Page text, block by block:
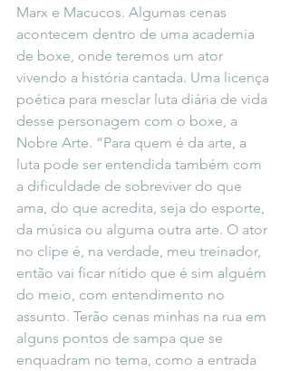
Marx e Macucos. Algumas cenas
acontecem dentro de uma academia
de boxe, onde teremos um ator
vivendo a história cantada. Uma licença
poética para mesclar luta diária de vida
desse personagem com o boxe, a
Nobre Arte. “Para quem é da arte, a
luta pode ser entendida também com
a dificuldade de sobreviver do que
ama, do que acredita, seja do esporte,
da música ou alguma outra arte. O ator
no clipe é, na verdade, meu treinador,
então vai ficar nítido que é sim alguém
do meio, com entendimento no
assunto. Terão cenas minhas na rua em
alguns pontos de sampa que se
enquadram no tema, como a entrada